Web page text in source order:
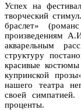
Успех на
творческий
браслет»
произведениям
акварельным
структуру
красивые
купринской
нашего театра
своей
проценты.